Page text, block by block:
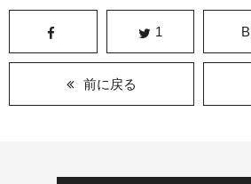
1
前に戻る